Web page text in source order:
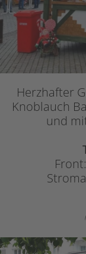
Herzhafter
Knoblauch
und